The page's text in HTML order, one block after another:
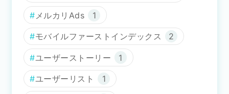
メルカリAds 1
モバイルファーストインデックス 2
ユーザーストーリー 1
ユーザーリスト 1